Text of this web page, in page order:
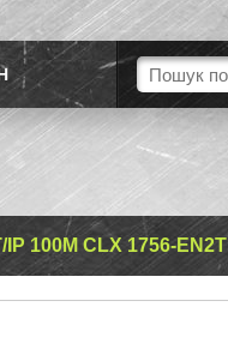
100М CLX 1756-EN2T